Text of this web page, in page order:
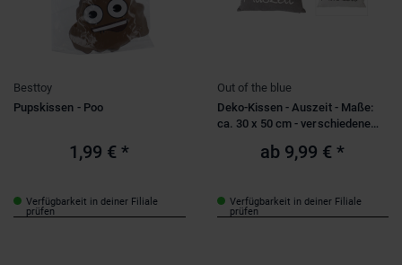
Besttoy
Pupskissen - Poo
1,99 € *
Verfügbarkeit in deiner Filiale
prüfen
Out of the blue
Deko-Kissen - Auszeit - Maße:
ca. 30 x 50 cm - verschiedene
ab 9,99 € *
Verfügbarkeit in deiner Filiale
prüfen